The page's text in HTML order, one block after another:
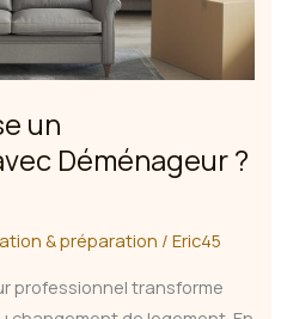
un
Déménageur ?
& préparation /Eric45
professionnel transforme